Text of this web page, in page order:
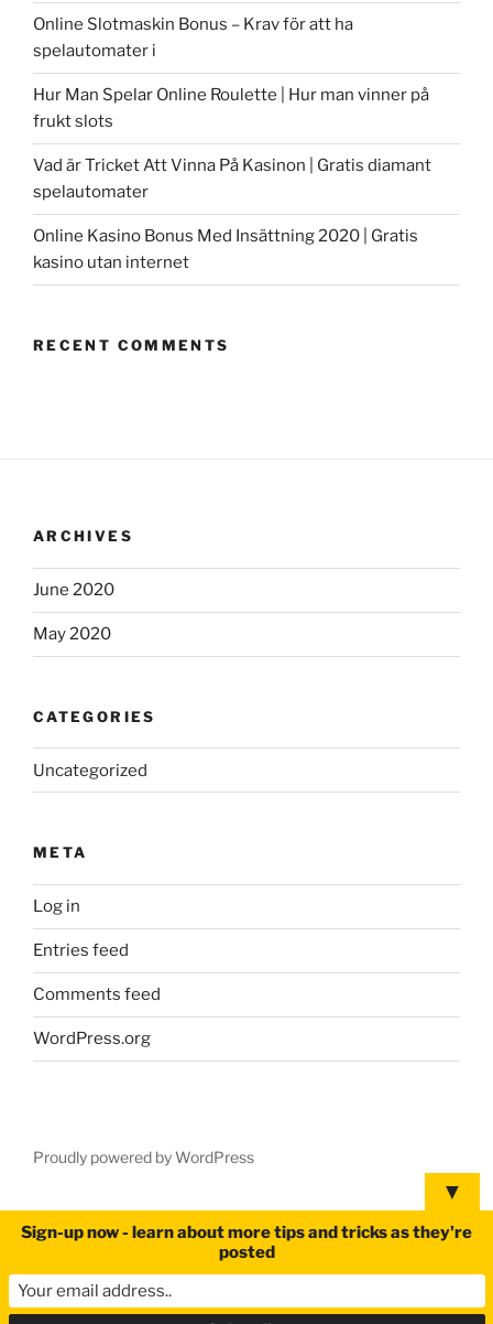
Online Slotmaskin Bonus – Krav för att ha
spelautomater i
Hur Man Spelar Online Roulette | Hur man vinner på
frukt slots
Vad är Tricket Att Vinna På Kasinon | Gratis diamant
spelautomater
Online Kasino Bonus Med Insättning 2020 | Gratis
kasino utan internet
RECENT COMMENTS
ARCHIVES
June 2020
May 2020
CATEGORIES
Uncategorized
META
Log in
Entries feed
Comments feed
WordPress.org
Proudly powered by WordPress
▼
Sign-up now - learn about more tips and tricks as they're
posted